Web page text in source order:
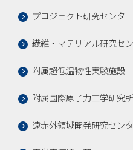
プロジェクト研究センタ
繊維・マテリアル研究セ
附属超低温物性実験施設
附属国際原子力工学研究所
遠赤外領域開発研究セン